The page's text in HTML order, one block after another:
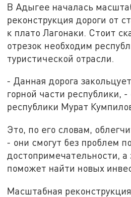
В Адыгее началась
реконструкция дороги от
к плато Лагонаки. Стоит
отрезок необходим
туристической отрасли.
- Данная дорога
горной части республики, -
республики Мурат
Это, по его словам,
- они смогут без проблем
достопримечательности, а
поможет найти новых
Масштабная